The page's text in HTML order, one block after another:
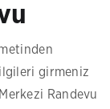
girmeniz
Randevu